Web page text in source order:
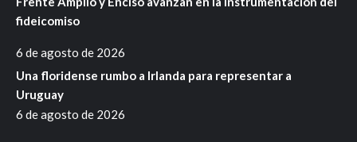
fideicomiso
6 de agosto de 2026
Una floridense rumbo a Irlanda para representar a
Uruguay
6 de agosto de 2026